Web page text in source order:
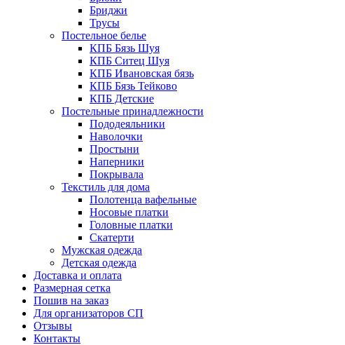
Бриджи
Трусы
Постельное белье
КПБ Бязь Шуя
КПБ Ситец Шуя
КПБ Ивановская бязь
КПБ Бязь Тейково
КПБ Детские
Постельные принадлежности
Пододеяльники
Наволочки
Простыни
Наперники
Покрывала
Текстиль для дома
Полотенца вафельные
Носовые платки
Головные платки
Скатерти
Мужская одежда
Детская одежда
Доставка и оплата
Размерная сетка
Пошив на заказ
Для организаторов СП
Отзывы
Контакты